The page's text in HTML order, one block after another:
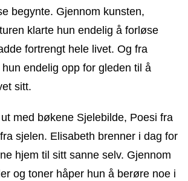
begynte. Gjennom kunsten,
klarte hun endelig å forløse
fortrengt hele livet. Og fra
endelig opp for gleden til å
sitt.
med bøkene Sjelebilde, Poesi fra
sjelen. Elisabeth brenner i dag for
hjem til sitt sanne selv. Gjennom
og toner håper hun å berøre noe i